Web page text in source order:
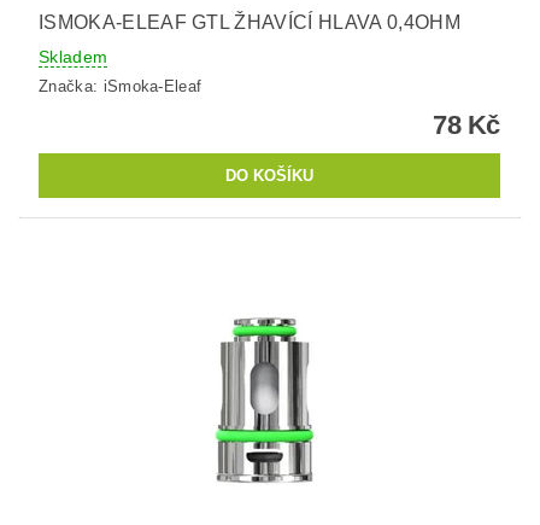
ISMOKA-ELEAF GTL ŽHAVÍCÍ HLAVA 0,4OHM
Skladem
Značka: iSmoka-Eleaf
78 Kč